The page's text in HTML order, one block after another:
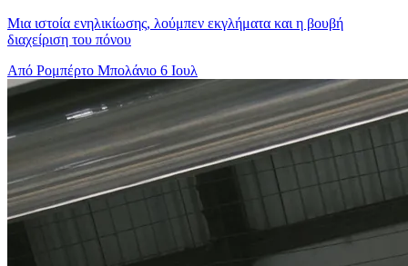
Μια ιστοία ενηλικίωσης, λούμπεν εκγλήματα και η βουβή
διαχείριση του πόνου
Από Ρομπέρτο Μπολάνιο 6 Ιουλ